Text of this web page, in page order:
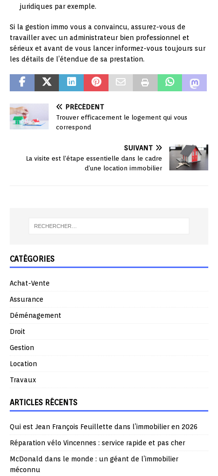
juridiques par exemple.
Si la gestion immo vous a convaincu, assurez-vous de
travailler avec un administrateur bien professionnel et
sérieux et avant de vous lancer informez-vous toujours sur
les détails de l’étendue de sa prestation.
PRÉCÉDENT
Trouver efficacement le logement qui vous
correspond
SUIVANT
La visite est l’étape essentielle dans le cadre
d’une location immobilier
CATÉGORIES
Achat-Vente
Assurance
Déménagement
Droit
Gestion
Location
Travaux
ARTICLES RÉCENTS
Qui est Jean François Feuillette dans l’immobilier en 2026
Réparation vélo Vincennes : service rapide et pas cher
McDonald dans le monde : un géant de l’immobilier
méconnu